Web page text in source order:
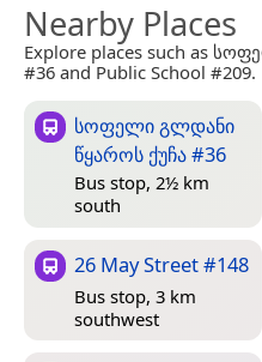
Nearby Places
Explore places such as
#36 and Public School #209.
სოფელი გლდანი
წყაროს ქუჩა #36
Bus stop, 2½ km
south
26 May Street #148
Bus stop, 3 km
southwest